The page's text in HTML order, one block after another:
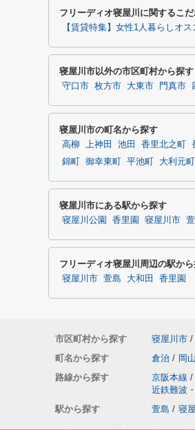
フリーディオ寝屋川に関するこ
【賃貸特集】女性1人暮らしオ
寝屋川市以外の市区町村から探す
守口市 枚方市 大東市 門真市
寝屋川市の町名から探す
高柳 上神田 池田 香里北之町
錦町
御幸東町 平池町 大利元町
寝屋川市にある駅から探す
寝屋川公園 香里園 寝屋川市
フリーディオ寝屋川周辺の駅か
寝屋川市 萱島 大和田 香里園
市区町村から探す 寝屋川市 /
町名から探す
倉治 / 岡山
路線から探す
京阪本線 /
近鉄難波
駅から探す
萱島 / 寝